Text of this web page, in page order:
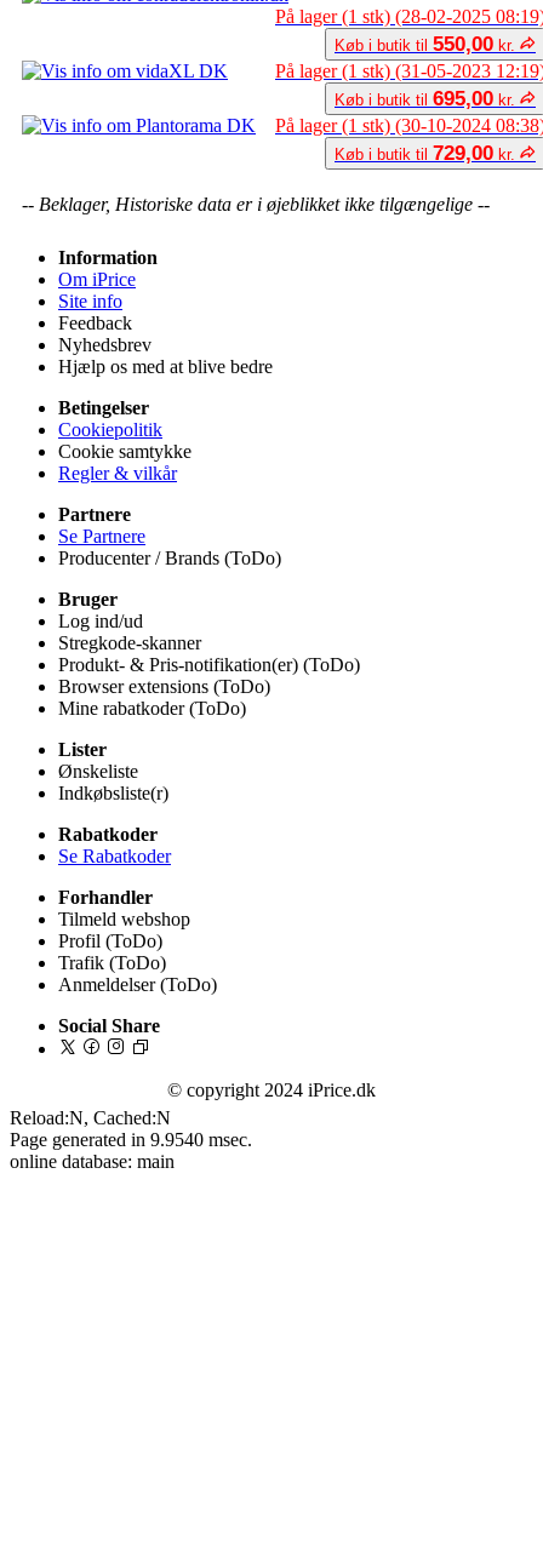
På lager (1 stk) (28-02-2025
Køb i butik til 550,00 kr.
På lager (1 stk) (31-05-2023
Køb i butik til 695,00 kr.
På lager (1 stk) (30-10-2024
Køb i butik til 729,00 kr.
-- Beklager, Historiske data er i øjeblikket ikke tilgængelige --
Information
Om iPrice
Site info
Feedback
Nyhedsbrev
Hjælp os med at blive bedre
Betingelser
Cookiepolitik
Cookie samtykke
Regler & vilkår
Partnere
Se Partnere
Producenter / Brands (ToDo)
Bruger
Log ind/ud
Stregkode-skanner
Produkt- & Pris-notifikation(er) (ToDo)
Browser extensions (ToDo)
Mine rabatkoder (ToDo)
Lister
Ønskeliste
Indkøbsliste(r)
Rabatkoder
Se Rabatkoder
Forhandler
Tilmeld webshop
Profil (ToDo)
Trafik (ToDo)
Anmeldelser (ToDo)
Social Share
© copyright 2024 iPrice.dk
Reload:N, Cached:N
Page generated in 9.9540 msec.
online database: main